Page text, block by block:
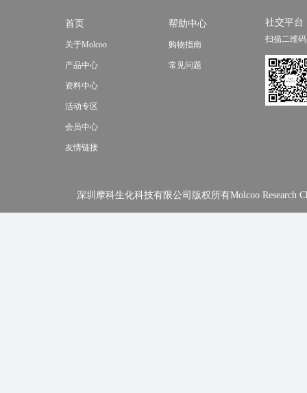
首页
关于Molcoo
产品中心
资料中心
活动专区
会员中心
友情链接
帮助中心
购物指南
常见问题
社交平台
扫描二维
深圳摩科生化科技有限公司版权所有Molcoo Research